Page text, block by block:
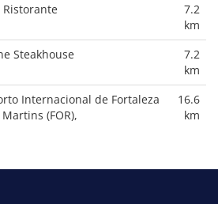
Ristorante
7.2
km
Steakhouse
7.2
km
Internacional de Fortaleza
(FOR),
16.6
km